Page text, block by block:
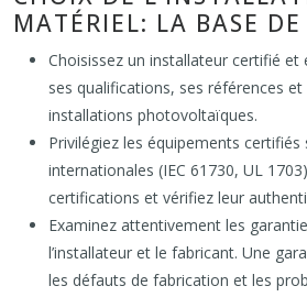
MATÉRIEL: LA BASE
Choisissez un installateur certifié et
ses qualifications, ses références
installations photovoltaïques.
Privilégiez les équipements
internationales (IEC 61730, UL
certifications et vérifiez leur
Examinez attentivement les
l’installateur et le fabricant. Une
les défauts de fabrication et les